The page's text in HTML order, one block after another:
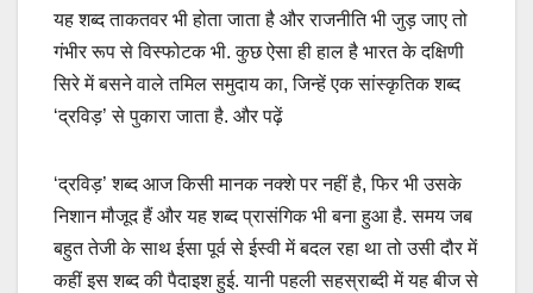
यह शब्द ताकतवर भी होता जाता है और राजनीति भी जुड़ जाए तो
गंभीर रूप से विस्फोटक भी. कुछ ऐसा ही हाल है भारत के दक्षिणी
सिरे में बसने वाले तमिल समुदाय का, जिन्हें एक सांस्कृतिक शब्द
‘द्रविड़’ से पुकारा जाता है. और पढ़ें
‘द्रविड़’ शब्द आज किसी मानक नक्शे पर नहीं है, फिर भी उसके
निशान मौजूद हैं और यह शब्द प्रासंगिक भी बना हुआ है. समय जब
बहुत तेजी के साथ ईसा पूर्व से ईस्वी में बदल रहा था तो उसी दौर में
कहीं इस शब्द की पैदाइश हुई. यानी पहली सहस्राब्दी में यह बीज से